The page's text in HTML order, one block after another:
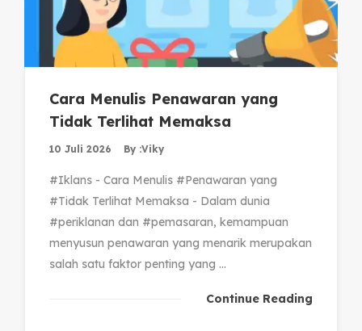
Cara Menulis Penawaran yang
Tidak Terlihat Memaksa
10 Juli 2026 By :Viky
#Iklans - Cara Menulis #Penawaran yang
#Tidak Terlihat Memaksa - Dalam dunia
#periklanan dan #pemasaran, kemampuan
menyusun penawaran yang menarik merupakan
salah satu faktor penting yang ...
Continue Reading